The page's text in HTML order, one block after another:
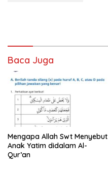
Baca Juga
Mengapa Allah Swt Menyebut
Anak Yatim didalam Al-
Qur’an